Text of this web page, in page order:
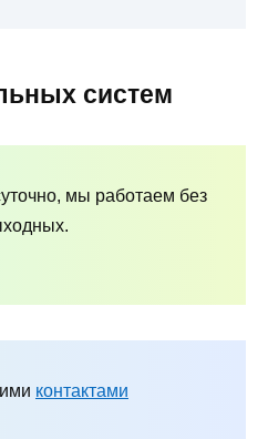
систем
мы работаем без
контактами